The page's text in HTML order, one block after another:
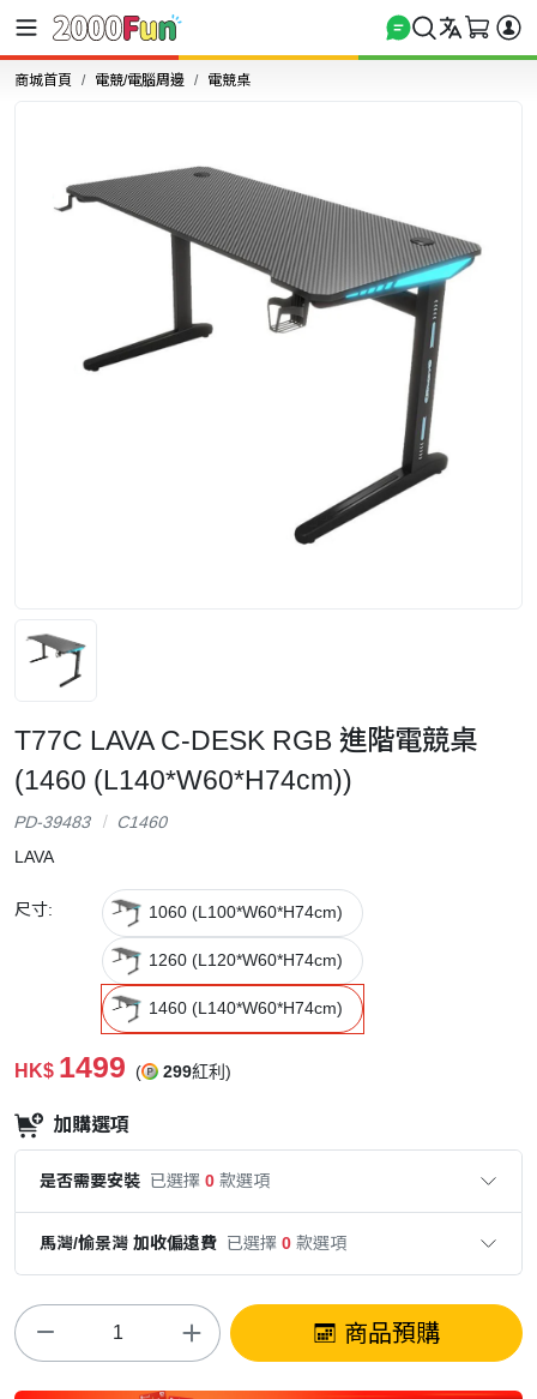
商城首頁 電競/電腦周邊 電競桌
T77C LAVA C-DESK RGB 進階電競桌
(1460 (L140*W60*H74cm))
PD-39483
C1460
LAVA
尺寸: 1060 (L100*W60*H74cm)
1260 (L120*W60*H74cm)
1460 (L140*W60*H74cm)
HK$ 1499 ( 299紅利)
加購選項
是否需要安裝 已選擇 0 款選項
馬灣/愉景灣 加收偏遠費 已選擇 0 款選項
商品預購